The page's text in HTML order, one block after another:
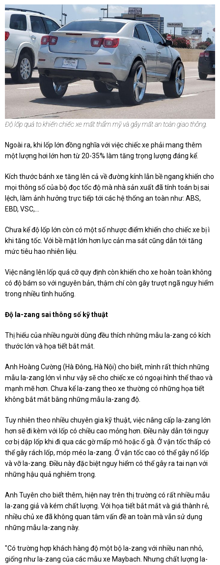
Độ lốp quá to khiến chiếc xe mất thẩm mỹ và gây mất an toàn giao thông.
Ngoài ra, khi lốp lớn đồng nghĩa với việc chiếc xe phải mang thêm
một lượng hơi lớn hơn từ 20-35% làm tăng trọng lượng đáng kể.
Kích thước bánh xe tăng lên cả về đường kính lẫn bề ngang khiến cho
mọi thông số của bộ đọc tốc độ mà nhà sản xuất đã tính toán bị sai
lệch, làm ảnh hưởng trực tiếp tới các hệ thống an toàn như: ABS,
EBD, VSC,...
Chưa kể độ lốp lớn còn có một số nhược điểm khiến cho chiếc xe bị ì
khi tăng tốc. Với bề mặt lớn hơn lực cản ma sát cũng dẫn tới tăng
mức tiêu hao nhiên liệu.
Việc nâng lên lốp quá cỡ quy định còn khiến cho xe hoàn toàn không
có độ bám so với nguyên bản, thậm chí còn gây trượt ngã nguy hiểm
trong nhiều tình huống.
Độ la-zang sai thông số kỹ thuật
Thị hiếu của nhiều người dùng đều thích những mẫu la-zang có kích
thước lớn và họa tiết bắt mắt.
Anh Hoàng Cường (Hà Đông, Hà Nội) cho biết, mình rất thích những
mẫu la-zang lớn vì như vậy sẽ cho chiếc xe có ngoại hình thể thao và
mạnh mẽ hơn. Chưa kể la-zang theo xe thường có những họa tiết
không bắt mắt bằng những mẫu la-zang độ.
Tuy nhiên theo nhiều chuyên gia kỹ thuật, việc nâng cấp la-zang lớn
hơn sẽ đi kèm với lốp có chiều cao mỏng hơn. Điều này dẫn tới nguy
cơ bị dập lốp khi đi qua các gờ mấp mô hoặc ổ gà. Ở vận tốc thấp có
thể gây rách lốp, móp méo la-zang. Ở vận tốc cao có thể gây nổ lốp
và vỡ la-zang. Điều này đặc biệt nguy hiểm có thể gây ra tai nạn với
những hậu quả nghiêm trọng.
Anh Tuyên cho biết thêm, hiện nay trên thị trường có rất nhiều mẫu
la-zang giả và kém chất lượng. Với họa tiết bắt mắt và giá thành rẻ,
nhiều chủ xe đã không quan tâm vấn đề an toàn mà vẫn sử dụng
những mẫu la-zang này.
"Có trường hợp khách hàng độ một bộ la-zang với nhiều nan nhỏ,
giống như la-zang của các mẫu xe Maybach. Nhưng chất lượng la-